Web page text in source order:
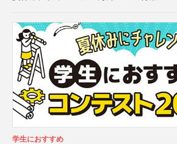
学生におすすめ